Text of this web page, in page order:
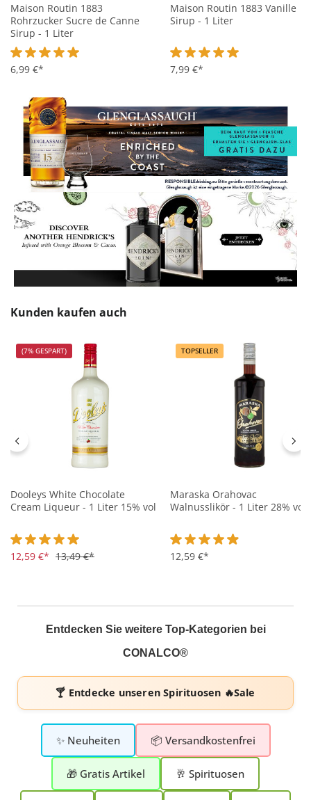
Maison Routin 1883
Rohrzucker Sucre de Canne
Sirup - 1 Liter
Durchschnittliche Bewertung von 5 von 5 Sternen
6,99 €*
Maison Routin 1883 Vanille
Sirup - 1 Liter
Durchschnittliche
7,99 €*
Produktgalerie überspringen
Kunden kaufen auch
(7% GESPART)
Dooleys White Chocolate
Cream Liqueur - 1 Liter 15% vol
Durchschnittliche Bewertung von 5 von 5 Sternen
12,59 €* 13,49 €*
TOPSELLER
Maraska Orahovac
Walnusslikör - 1 Liter 28% vol
Durchschnittliche
12,59 €*
Entdecken Sie weitere Top-Kategorien bei
CONALCO®
🍸 Entdecke unserenSpirituosen 🔥Sale
✨ Neuheiten 📦 Versandkostenfrei
🎁 Gratis Artikel 🥂 Spirituosen